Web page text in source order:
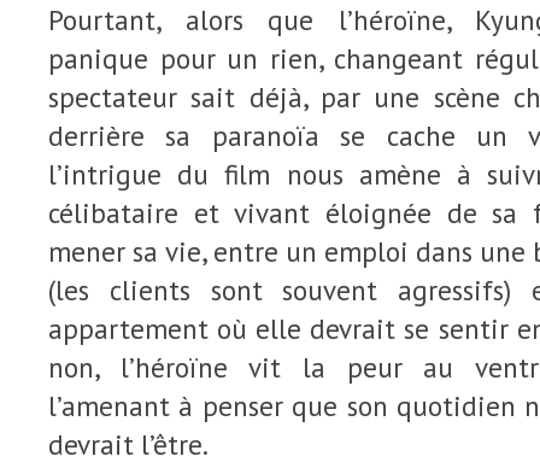
Pourtant, alors que l’héroïne,
panique pour un rien, changeant
spectateur sait déjà, par une scène
derrière sa paranoïa se cache un
l’intrigue du film nous amène à
célibataire et vivant éloignée de
mener sa vie, entre un emploi dans une
(les clients sont souvent
appartement où elle devrait se sentir
non, l’héroïne vit la peur au
l’amenant à penser que son quotidien
devrait l’être.